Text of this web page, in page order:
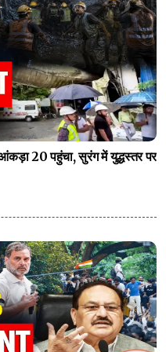
20 पहुंचा, सुरंग में युद्धस्तर पर